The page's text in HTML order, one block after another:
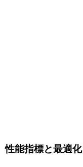
性能指標と最適化